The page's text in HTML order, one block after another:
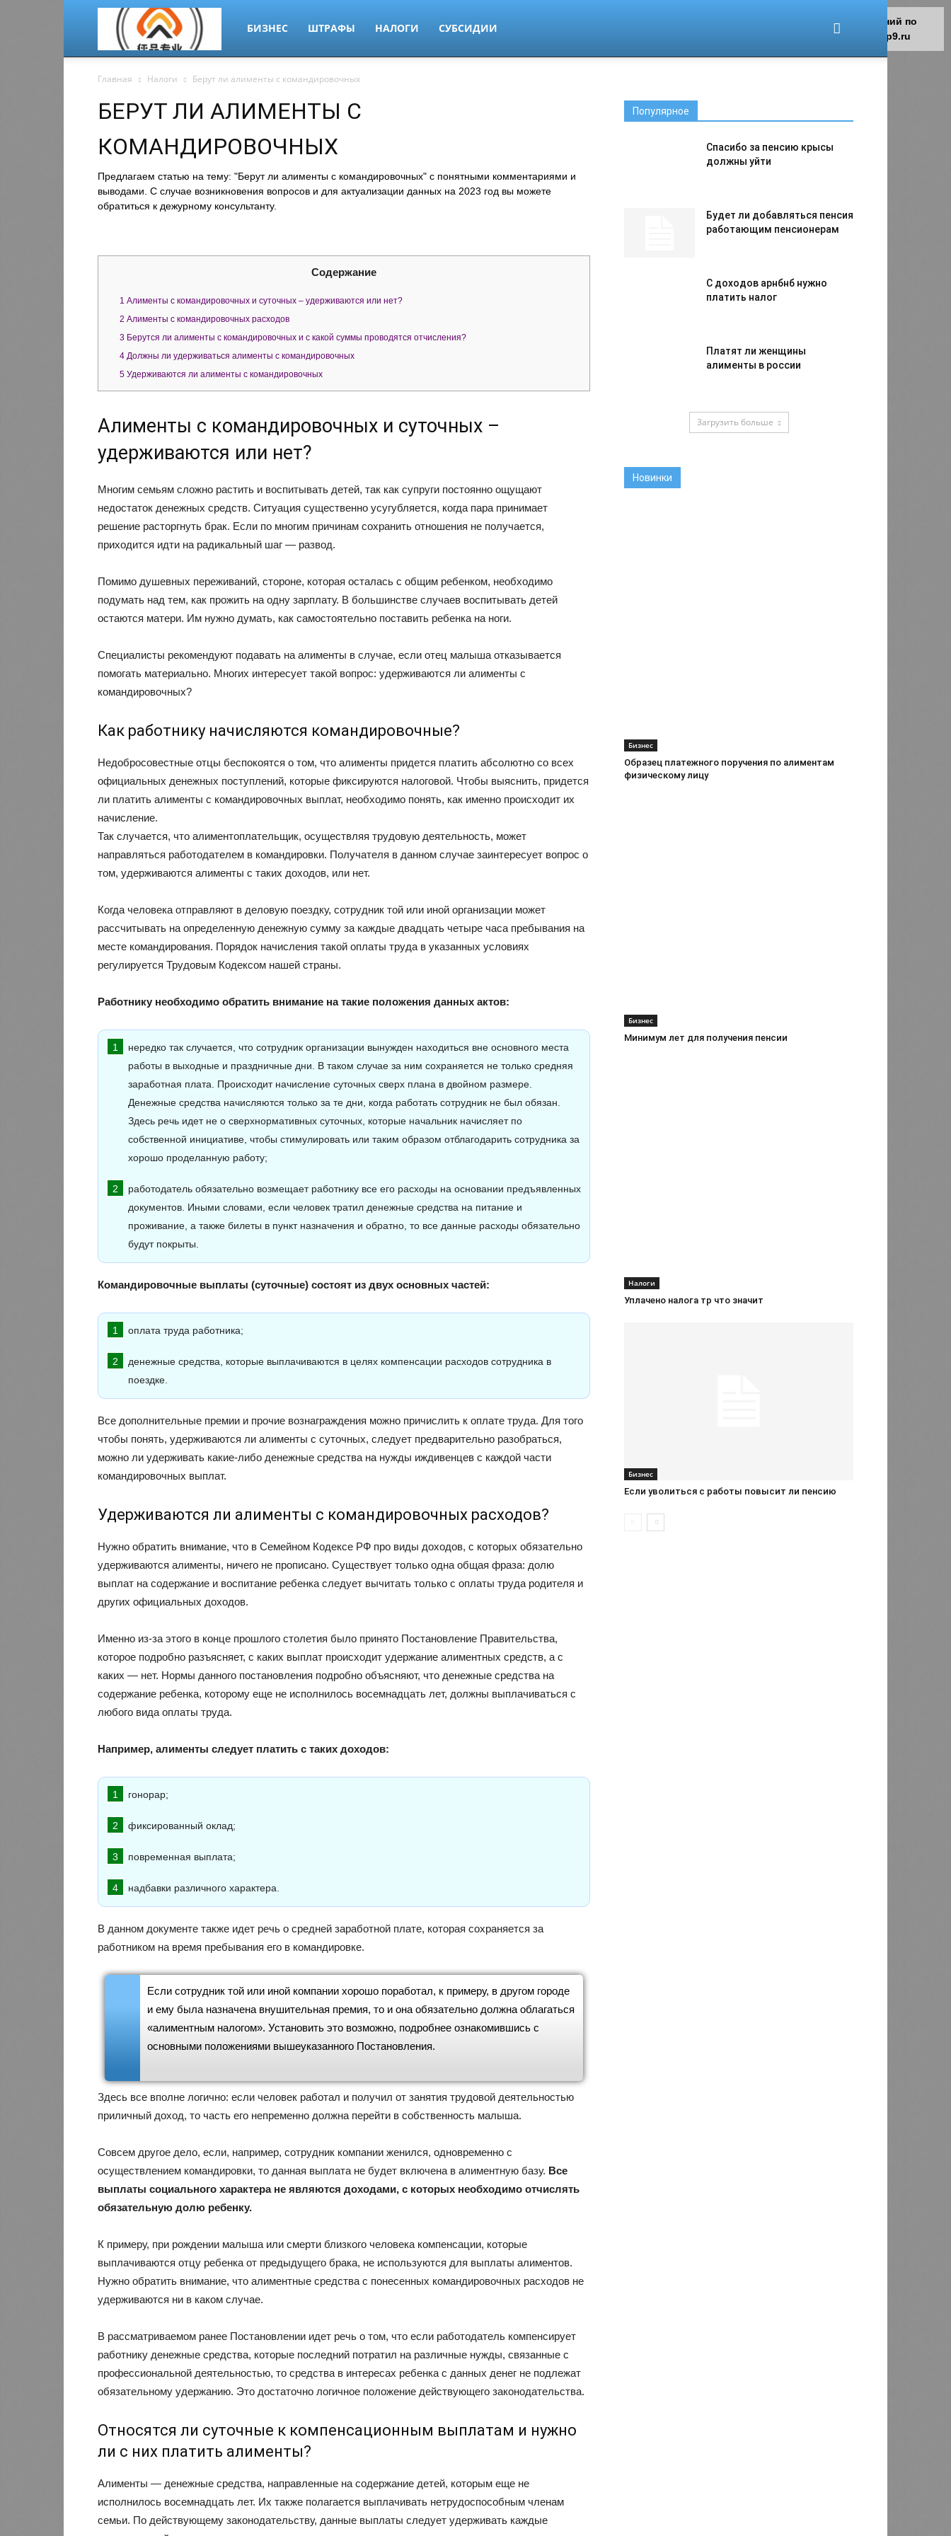
migrant-
plus.ru
БИЗНЕС ШТРАФЫ НАЛОГИ СУБСИДИИ
Главная Налоги Берут ли алименты с командировочных
БЕРУТ ЛИ АЛИМЕНТЫ С
КОМАНДИРОВОЧНЫХ
Предлагаем статью на тему: "Берут ли алименты с командировочных" с понятными комментариями и
выводами. С случае возникновения вопросов и для актуализации данных на 2023 год вы можете
обратиться к дежурному консультанту.
Содержание
1 Алименты с командировочных и суточных – удерживаются или нет?
2 Алименты с командировочных расходов
3 Берутся ли алименты с командировочных и с какой суммы проводятся отчисления?
4 Должны ли удерживаться алименты с командировочных
5 Удерживаются ли алименты с командировочных
Алименты с командировочных и суточных –
удерживаются или нет?
Многим семьям сложно растить и воспитывать детей, так как супруги постоянно ощущают
недостаток денежных средств. Ситуация существенно усугубляется, когда пара принимает
решение расторгнуть брак. Если по многим причинам сохранить отношения не получается,
приходится идти на радикальный шаг — развод.
Помимо душевных переживаний, стороне, которая осталась с общим ребенком, необходимо
подумать над тем, как прожить на одну зарплату. В большинстве случаев воспитывать детей
остаются матери. Им нужно думать, как самостоятельно поставить ребенка на ноги.
Специалисты рекомендуют подавать на алименты в случае, если отец малыша отказывается
помогать материально. Многих интересует такой вопрос: удерживаются ли алименты с
командировочных?
Как работнику начисляются командировочные?
Недобросовестные отцы беспокоятся о том, что алименты придется платить абсолютно со всех
официальных денежных поступлений, которые фиксируются налоговой. Чтобы выяснить, придется
ли платить алименты с командировочных выплат, необходимо понять, как именно происходит их
начисление.
Так случается, что алиментоплательщик, осуществляя трудовую деятельность, может
направляться работодателем в командировки. Получателя в данном случае заинтересует вопрос о
том, удерживаются алименты с таких доходов, или нет.
Когда человека отправляют в деловую поездку, сотрудник той или иной организации может
рассчитывать на определенную денежную сумму за каждые двадцать четыре часа пребывания на
месте командирования. Порядок начисления такой оплаты труда в указанных условиях
регулируется Трудовым Кодексом нашей страны.
Работнику необходимо обратить внимание на такие положения данных актов:
нередко так случается, что сотрудник организации вынужден находиться вне основного места
работы в выходные и праздничные дни. В таком случае за ним сохраняется не только средняя
заработная плата. Происходит начисление суточных сверх плана в двойном размере.
Денежные средства начисляются только за те дни, когда работать сотрудник не был обязан.
Здесь речь идет не о сверхнормативных суточных, которые начальник начисляет по
собственной инициативе, чтобы стимулировать или таким образом отблагодарить сотрудника за
хорошо проделанную работу;
работодатель обязательно возмещает работнику все его расходы на основании предъявленных
документов. Иными словами, если человек тратил денежные средства на питание и
проживание, а также билеты в пункт назначения и обратно, то все данные расходы обязательно
будут покрыты.
Командировочные выплаты (суточные) состоят из двух основных частей:
оплата труда работника;
денежные средства, которые выплачиваются в целях компенсации расходов сотрудника в
поездке.
Все дополнительные премии и прочие вознаграждения можно причислить к оплате труда. Для того
чтобы понять, удерживаются ли алименты с суточных, следует предварительно разобраться,
можно ли удерживать какие-либо денежные средства на нужды иждивенцев с каждой части
командировочных выплат.
Удерживаются ли алименты с командировочных расходов?
Нужно обратить внимание, что в Семейном Кодексе РФ про виды доходов, с которых обязательно
удерживаются алименты, ничего не прописано. Существует только одна общая фраза: долю
выплат на содержание и воспитание ребенка следует вычитать только с оплаты труда родителя и
других официальных доходов.
Именно из-за этого в конце прошлого столетия было принято Постановление Правительства,
которое подробно разъясняет, с каких выплат происходит удержание алиментных средств, а с
каких — нет. Нормы данного постановления подробно объясняют, что денежные средства на
содержание ребенка, которому еще не исполнилось восемнадцать лет, должны выплачиваться с
любого вида оплаты труда.
Например, алименты следует платить с таких доходов:
гонорар;
фиксированный оклад;
повременная выплата;
надбавки различного характера.
В данном документе также идет речь о средней заработной плате, которая сохраняется за
работником на время пребывания его в командировке.
Если сотрудник той или иной компании хорошо поработал, к примеру, в другом городе
и ему была назначена внушительная премия, то и она обязательно должна облагаться
«алиментным налогом». Установить это возможно, подробнее ознакомившись с
основными положениями вышеуказанного Постановления.
Здесь все вполне логично: если человек работал и получил от занятия трудовой деятельностью
приличный доход, то часть его непременно должна перейти в собственность малыша.
Совсем другое дело, если, например, сотрудник компании женился, одновременно с
осуществлением командировки, то данная выплата не будет включена в алиментную базу. Все
выплаты социального характера не являются доходами, с которых необходимо отчислять
обязательную долю ребенку.
К примеру, при рождении малыша или смерти близкого человека компенсации, которые
выплачиваются отцу ребенка от предыдущего брака, не используются для выплаты алиментов.
Нужно обратить внимание, что алиментные средства с понесенных командировочных расходов не
удерживаются ни в каком случае.
В рассматриваемом ранее Постановлении идет речь о том, что если работодатель компенсирует
работнику денежные средства, которые последний потратил на различные нужды, связанные с
профессиональной деятельностью, то средства в интересах ребенка с данных денег не подлежат
обязательному удержанию. Это достаточно логичное положение действующего законодательства.
Относятся ли суточные к компенсационным выплатам и нужно
ли с них платить алименты?
Алименты — денежные средства, направленные на содержание детей, которым еще не
исполнилось восемнадцать лет. Их также полагается выплачивать нетрудоспособным членам
семьи. По действующему законодательству, данные выплаты следует удерживать каждые
Популярное
Спасибо за пенсию крысы
должны уйти
Будет ли добавляться пенсия
работающим пенсионерам
С доходов арнбнб нужно
платить налог
Платят ли женщины
алименты в россии
Загрузить больше
Новинки
Бизнес
Образец платежного поручения по алиментам
физическому лицу
Бизнес
Минимум лет для получения пенсии
Налоги
Уплачено налога тр что значит
Бизнес
Если уволиться с работы повысит ли пенсию
Для любых предложений по
сайту: migrant-plus@cp9.ru